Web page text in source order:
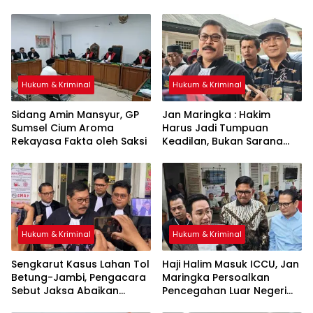
Hukum & Kriminal
Sidang Amin Mansyur, GP
Sumsel Cium Aroma
Rekayasa Fakta oleh Saksi
Hukum & Kriminal
Jan Maringka : Hakim
Harus Jadi Tumpuan
Keadilan, Bukan Sarana
Hukum & Kriminal
Sengkarut Kasus Lahan Tol
Betung-Jambi, Pengacara
Sebut Jaksa Abaikan
Hukum & Kriminal
Haji Halim Masuk ICCU, Jan
Maringka Persoalkan
Pencegahan Luar Negeri